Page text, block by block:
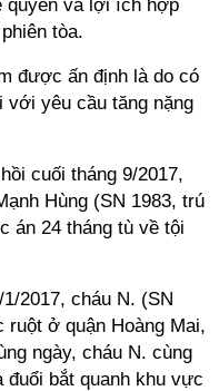
quyền và lợi ích hợp
tòa.
được ấn định là do có
với yêu cầu tăng nặng
cuối tháng 9/2017,
Hùng (SN 1983, trú
án 24 tháng tù về tội
2017, cháu N. (SN
ruột ở quận Hoàng Mai,
ngày, cháu N. cùng
bắt quanh khu vực